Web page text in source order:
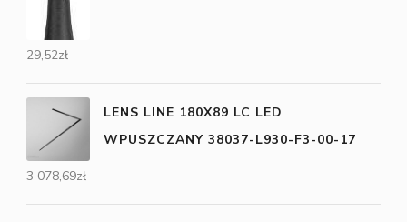
29,52zł
LENS LINE 180X89 LC LED
WPUSZCZANY 38037-L930-F3-00-17
3 078,69zł